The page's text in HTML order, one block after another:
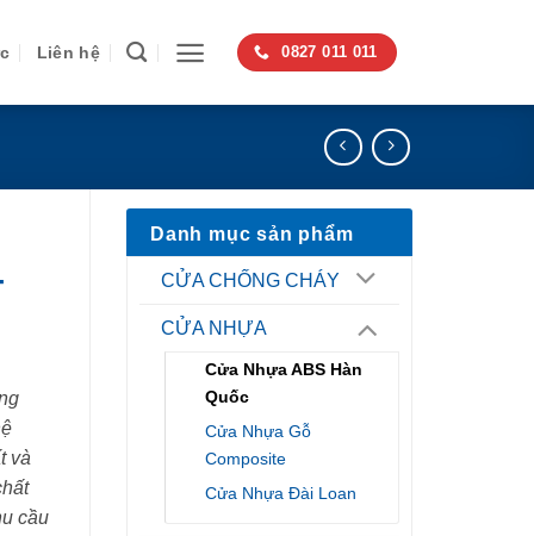
Liên hệ 0827 011 011
Danh mục sản phẩm
CỬA CHỐNG CHÁY
CỬA NHỰA
Cửa Nhựa ABS Hàn
Quốc
Cửa Nhựa Gỗ
Composite
Cửa Nhựa Đài Loan
và
cầu